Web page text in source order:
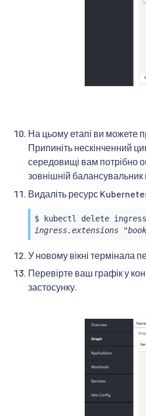
На цьому етапі ви можете
Припиніть нескінченний
середовищі вам потрібно
зовнішній
Видаліть ресурс
$ kubectl
ingress.extensions
У новому вікні термінала
Перевірте ваш графік у
застосунку.